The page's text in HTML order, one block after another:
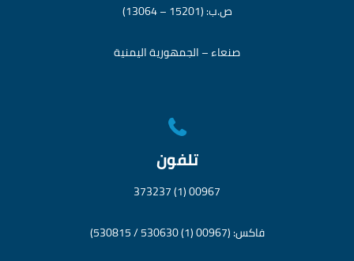
ص.ب: (15201 – 13064)
صنعاء – الجمهورية اليمنية
تلفون
00967 (1) 373237
فاكس: (00967 (1) 530630 / 530815)